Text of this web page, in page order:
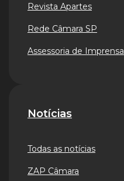
Revista Apartes
Rede Câmara SP
Assessoria de Imprensa
Notícias
Todas as notícias
ZAP Câmara